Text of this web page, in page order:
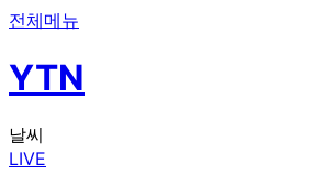
전체메뉴
YTN
날씨
LIVE